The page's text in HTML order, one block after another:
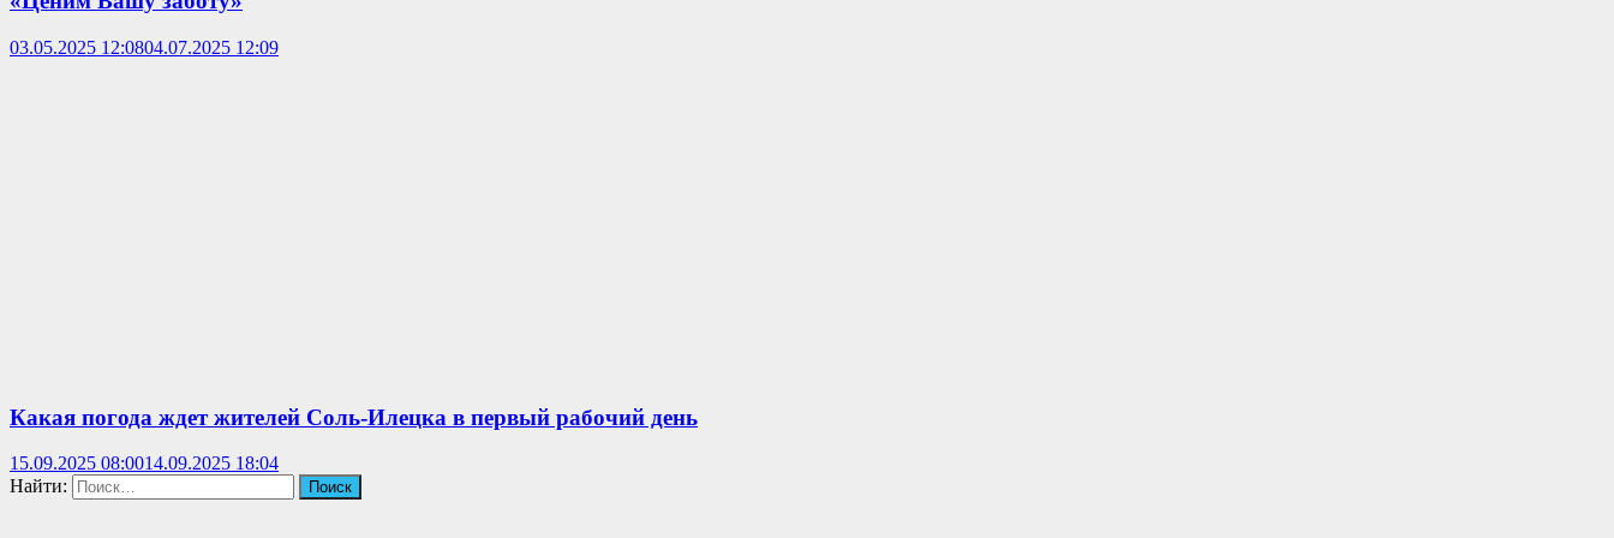
03.05.2025 12:0804.07.2025 12:09
Какая погода ждет жителей Соль-Илецка в первый рабочий день
15.09.2025 08:0014.09.2025 18:04
Найти: